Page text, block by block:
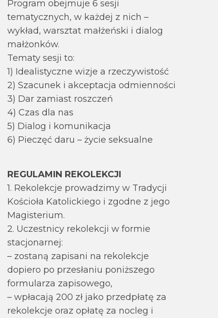
Program obejmuje 6 sesji
tematycznych, w każdej z nich –
wykład, warsztat małżeński i dialog
małżonków.
Tematy sesji to:
1) Idealistyczne wizje a rzeczywistość
2) Szacunek i akceptacja odmienności
3) Dar zamiast roszczeń
4) Czas dla nas
5) Dialog i komunikacja
6) Pieczęć daru – życie seksualne
REGULAMIN REKOLEKCJI
1. Rekolekcje prowadzimy w Tradycji
Kościoła Katolickiego i zgodne z jego
Magisterium.
2. Uczestnicy rekolekcji w formie
stacjonarnej:
– zostaną zapisani na rekolekcje
dopiero po przesłaniu poniższego
formularza zapisowego,
– wpłacają 200 zł jako przedpłatę za
rekolekcje oraz opłatę za nocleg i